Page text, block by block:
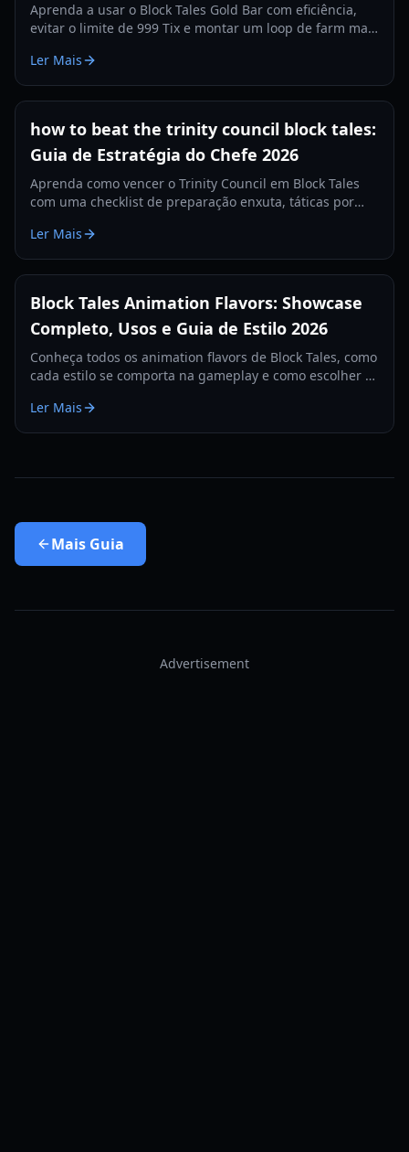
Aprenda a usar o Block Tales Gold Bar com eficiência,
evitar o limite de 999 Tix e montar um loop de farm mais
Ler Mais
how to beat the trinity council block tales:
Guia de Estratégia do Chefe 2026
Aprenda como vencer o Trinity Council em Block Tales
com uma checklist de preparação enxuta, táticas por
clears consistentes em 2026.
Ler Mais
Block Tales Animation Flavors: Showcase
Completo, Usos e Guia de Estilo 2026
Conheça todos os animation flavors de Block Tales, como
cada estilo se comporta na gameplay e como escolher o
2026.
Ler Mais
Mais Guia
Advertisement